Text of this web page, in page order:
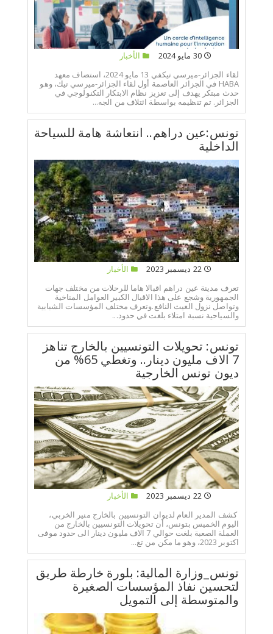
30 مايو 2024
الأخبار
لقاء الجزائر-ميرسي تيكفي 13 مايو 2024، استضاف معهد
HABA في الجزائر العاصمة أول لقاء الجزائر-ميرسي تيك، وهو
حدث مبتكر يهدف إلى تعزيز نظام الابتكار التكنولوجي في
الجزائر. تم تنظيمه بواسطة ائتلاف من الجه...
تونس:عين دراهم.. انتعاشة هامة للسياحة
الداخلية
22 ديسمبر 2023
الأخبار
تعرف مدينة عين دراهم اقبالا هاما للرحلات من مختلف جهات
الجمهورية وشجع على هذا الاقبال الكبير العوامل المناخية
وتواصل نزول الغيث النافع.وتعرف مختلف المؤسسات الشبابية
والسياحية نسبة امتلاء بلغت في حدود...
تونس: تحويلات التونسيين بالخارج تناهز
7 الاف مليون دينار.. وتغطي 65% من
ديون تونس الخارجية
22 ديسمبر 2023
الأخبار
كشف المدير العام لديوان التونسيين بالخارج منير الخربي،
اليوم الخميس بتونس، أن تحويلات التونسيين بالخارج من
العملة الصعبة بلغت حوالي 7 الاف مليون دينار الى حدود موفى
اكتوبر 2023، وهو ما مكن من تغ...
تونس_وزارة المالية: بلورة خارطة طريق
لتحسين نفاذ المؤسسات الصغيرة
والمتوسطة إلى التمويل